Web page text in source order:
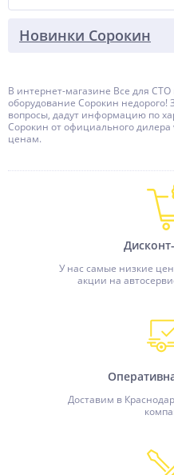
Новинки Сорокин
В интернет-магазине Все для
оборудование Сорокин
вопросы, дадут информацию по
Сорокин от официального
ценам.
У нас самые низкие
акции на
Доставим в